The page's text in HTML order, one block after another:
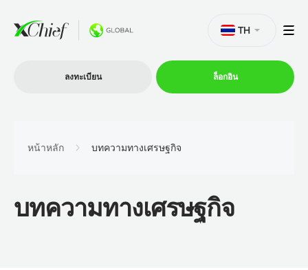
โปรโมชั่น
TH
ลงทะเบียน ล็อกอิน
หน้าหลัก บทความทางเศรษฐกิจ
บทความทางเศรษฐกิจ